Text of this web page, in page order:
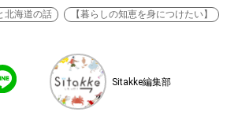
北海道の話
【暮らしの知恵を身につけたい】
Sitakke編集部